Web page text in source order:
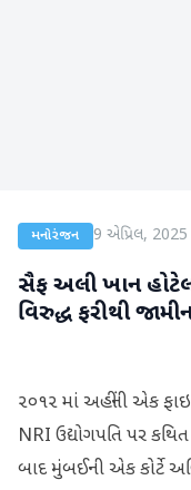
મનોરંજન 9 એપ્રિલ, 2025
સૈફ અલી ખાન હોટેલ
વિરુદ્ધ ફરીથી
૨૦૧૨ માં અહીંની એક
NRI ઉદ્યોગપતિ પર
બાદ મુંબઈની એક કોર્ટે